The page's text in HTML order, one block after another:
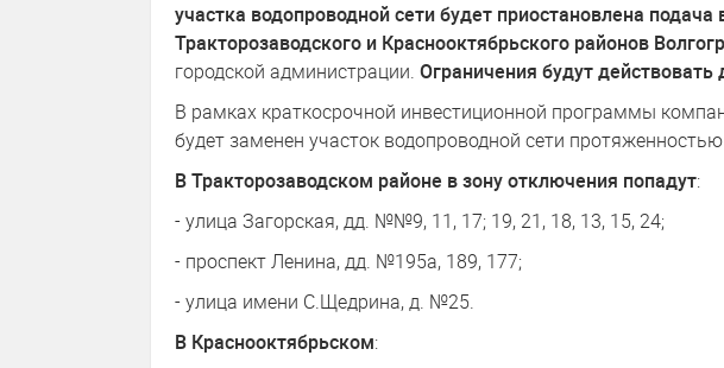
участка водопроводной сети будет приостановлена
Тракторозаводского и Краснооктябрьского районов
городской администрации. Ограничения будут
В рамках краткосрочной инвестиционной программы
будет заменен участок водопроводной сети
В Тракторозаводском районе в зону отключения попадут:
- улица Загорская, дд. №№9, 11, 17; 19, 21, 18, 13, 15, 24;
- проспект Ленина, дд. №195а, 189, 177;
- улица имени С.Щедрина, д. №25.
В Краснооктябрьском: